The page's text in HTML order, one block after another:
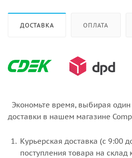
ДОСТАВКА ОПЛАТА
Экономьте время, выбирая один
доставки в нашем магазине
Курьерская доставка (с 9:00
поступления товара на склад